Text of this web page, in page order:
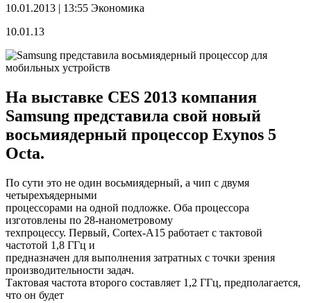
10.01.2013 | 13:55 Экономика
10.01.13
На выставке CES 2013 компания
Samsung представила свой новый
восьмиядерный процессор Exynos 5
Octa.
По сути это не один восьмиядерный, а чип с двумя
четырехъядерными
процессорами на одной подложке. Оба процессора
изготовлены по 28-нанометровому
техпроцессу. Первый, Cortex-A15 работает с тактовой
частотой 1,8 ГГц и
предназначен для выполнения затратных с точки зрения
производительности задач.
Тактовая частота второго составляет 1,2 ГГц, предполагается,
что он будет